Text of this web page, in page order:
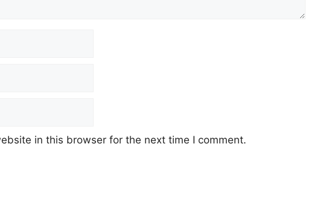
in this browser for the next time I comment.